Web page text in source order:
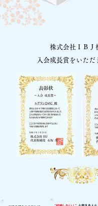
株式会社ＩＢＪ
入会成長賞をいただ